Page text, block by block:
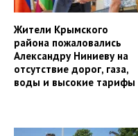
Жители Крымского
района пожаловались
Александру Ниниеву на
отсутствие дорог, газа,
воды и высокие тарифы